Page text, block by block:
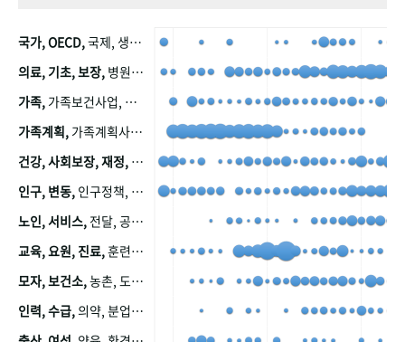
국가, OECD,국제, 생산, 아시아, 태평양, 태평양지역, 참가
의료, 기초, 보장, 병원, 가정, 연금, 연계, 공적, 일본, 생활, 국민기초생활보장제도, 국민연금, 기금, 저소득층, 근로, 자활, 급여, 환자, 의료비, 모니터링, 한국복지패널, 소득, 지표, 빈곤, 노후, 장애인
가족, 가족보건사업, 산업, 친화, 전국, 출산력
가족계획, 가족계획사업, 가족계획사업평가, 한국가족계획사업, 피임, 보급, 부인, 자궁, 피임약
건강, 사회보장, 재정,
인구, 변동, 인구정책, 저출산, 고령사회, 고령화, 이동, 남북한, 지방자치단체, 컨설팅, 복지정책평가, 집, 사회개발
노인, 서비스, 전달, 공공, 보육, 수요, 공급, 사회서비스, 데이터, 보호, 요양, 아동, 예방, 청소년, 효율, 자원
교육, 요원, 진료,훈련, 보건요원, 마을, 마을건강사업, 보조원, 진료원, 보건진료원, 보건진료원교재
모자, 보건소,농촌, 도시, 금연, 농촌지역, 모자보건사업
인력, 수급,의약, 분업, 식품, 의약품, 의사, 안전